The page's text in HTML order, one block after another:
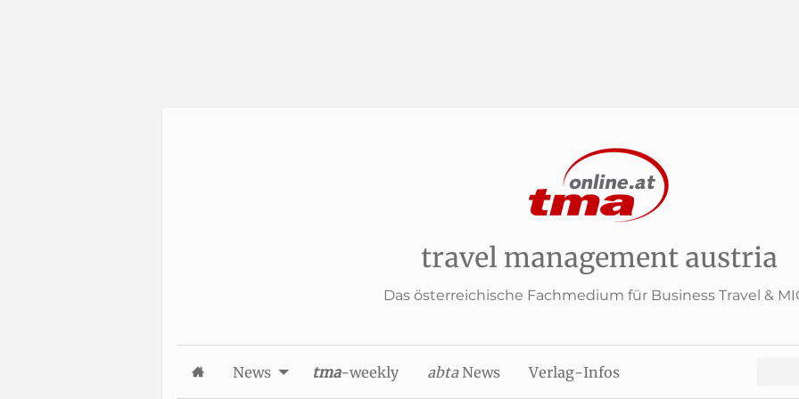
travel management austria
Das österreichische Fachmedium für Business Travel &
News tma-weekly abtaNews Verlag-Infos